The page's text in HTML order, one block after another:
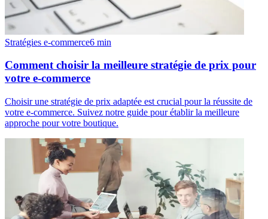
Stratégies e-commerce6 min
Comment choisir la meilleure stratégie de prix pour
votre e-commerce
Choisir une stratégie de prix adaptée est crucial pour la réussite de
votre e-commerce. Suivez notre guide pour établir la meilleure
approche pour votre boutique.